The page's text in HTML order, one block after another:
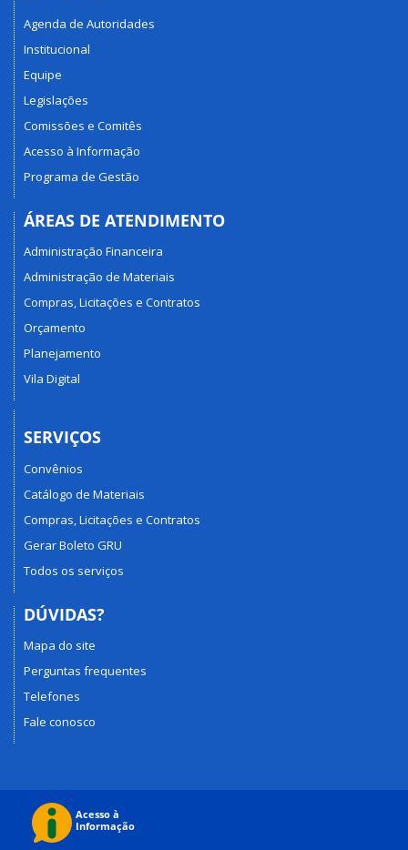
Agenda de Autoridades
Institucional
Equipe
Legislações
Comissões e Comitês
Acesso à Informação
Programa de Gestão
ÁREAS DE ATENDIMENTO
Administração Financeira
Administração de Materiais
Compras, Licitações e Contratos
Orçamento
Planejamento
Vila Digital
SERVIÇOS
Convênios
Catálogo de Materiais
Compras, Licitações e Contratos
Gerar Boleto GRU
Todos os serviços
DÚVIDAS?
Mapa do site
Perguntas frequentes
Telefones
Fale conosco